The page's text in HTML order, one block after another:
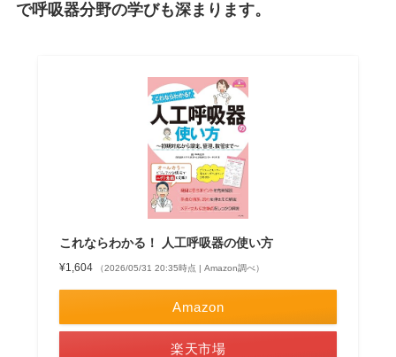
で呼吸器分野の学びも深まります。
これならわかる！ 人工呼吸器の使い方
¥1,604 （2026/05/31 20:35時点 | Amazon調べ）
Amazon
楽天市場